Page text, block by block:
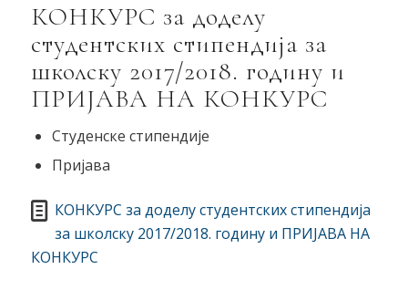
КОНКУРС за доделу
студентских стипендија за
школску 2017/2018. годину и
ПРИЈАВА НА КОНКУРС
Студенске стипендије
Пријава
КОНКУРС за доделу студентских стипендија
за школску 2017/2018. годину и ПРИЈАВА НА
КОНКУРС